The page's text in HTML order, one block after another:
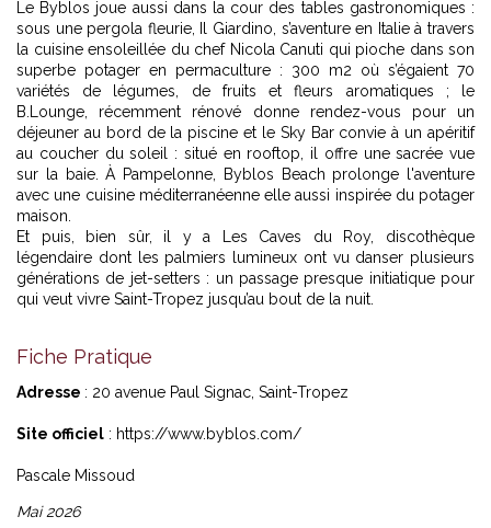
Le Byblos joue aussi dans la cour des tables gastronomiques :
sous une pergola fleurie, Il Giardino, s’aventure en Italie à travers
la cuisine ensoleillée du chef Nicola Canuti qui pioche dans son
superbe potager en permaculture : 300 m2 où s’égaient 70
variétés de légumes, de fruits et fleurs aromatiques ; le
B.Lounge, récemment rénové donne rendez-vous pour un
déjeuner au bord de la piscine et le Sky Bar convie à un apéritif
au coucher du soleil : situé en rooftop, il offre une sacrée vue
sur la baie. À Pampelonne, Byblos Beach prolonge l'aventure
avec une cuisine méditerranéenne elle aussi inspirée du potager
maison.
Et puis, bien sûr, il y a Les Caves du Roy, discothèque
légendaire dont les palmiers lumineux ont vu danser plusieurs
générations de jet-setters : un passage presque initiatique pour
qui veut vivre Saint-Tropez jusqu’au bout de la nuit.
Fiche Pratique
Adresse : 20 avenue Paul Signac, Saint-Tropez
Site officiel : https://www.byblos.com/
Pascale Missoud
Mai 2026